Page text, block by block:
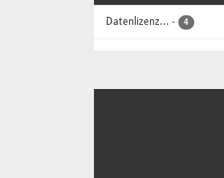
Datenlizenz... - 4